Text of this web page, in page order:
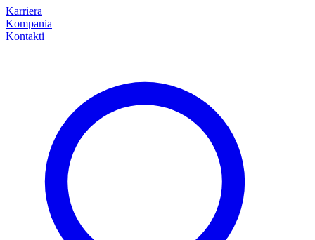
Karriera
Kompania
Kontakti